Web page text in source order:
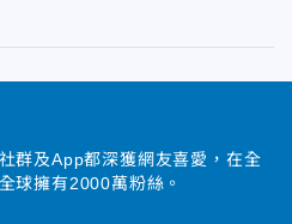
群及App都深獲網友喜愛，在全
球擁有2000萬粉絲。